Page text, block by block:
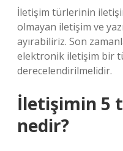
İletişim türlerinin
olmayan iletişim ve
ayırabiliriz. Son
elektronik iletişim bir
derecelendirilmelidir.
İletişimin 5
nedir?